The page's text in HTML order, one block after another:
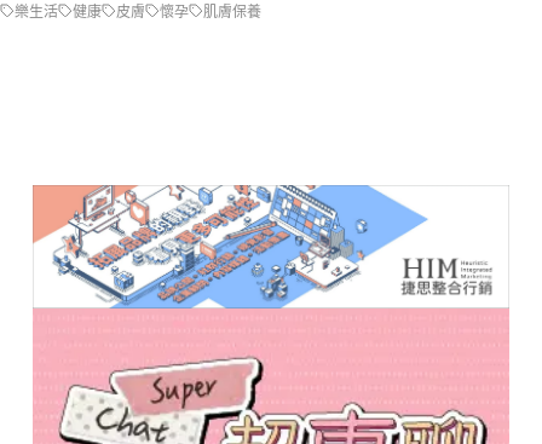
樂生活 健康 皮膚 懷孕 肌膚保養